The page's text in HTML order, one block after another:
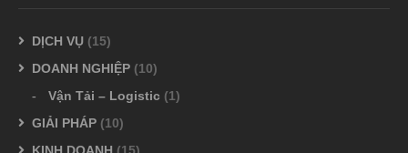
DỊCH VỤ (15)
DOANH NGHIỆP (10)
Vận Tải – Logistic (1)
GIẢI PHÁP (10)